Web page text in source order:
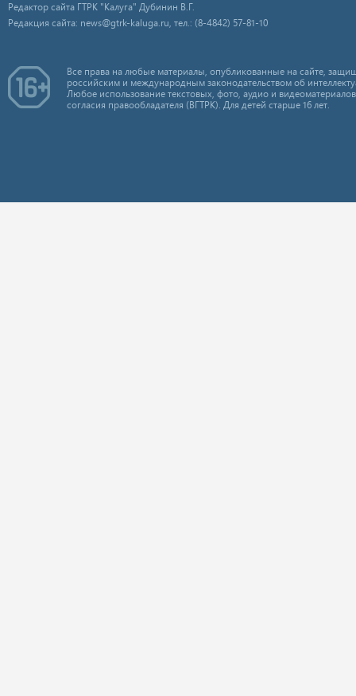
Редактор сайта ГТРК "Калуга" Дубинин В.Г.
Редакция сайта: news@gtrk-kaluga.ru, тел.: (8-4842) 57-81-10
Все права на любые материалы, опубликованные на сайте,
российским и международным законодательством об
Любое использование текстовых, фото, аудио и
согласия правообладателя (ВГТРК). Для детей старше 16 лет.